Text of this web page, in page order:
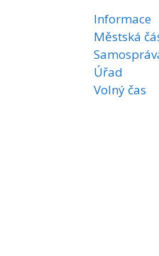
Informace
Městská
Úřad
Volný čas